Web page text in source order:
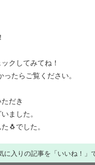
クしてみてね！
たらご覧ください。
だき
ました。
🐧でした。
に入りの記事を「いいね！」